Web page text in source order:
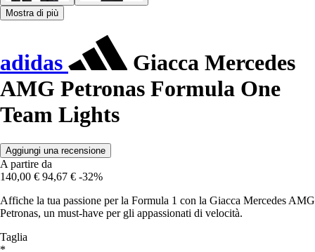
Mostra di più
adidas
Giacca Mercedes
AMG Petronas Formula One
Team Lights
Aggiungi una recensione
A partire da
140,00 € 94,67 € -32%
Affiche la tua passione per la Formula 1 con la Giacca Mercedes AMG
Petronas, un must-have per gli appassionati di velocità.
Taglia
*